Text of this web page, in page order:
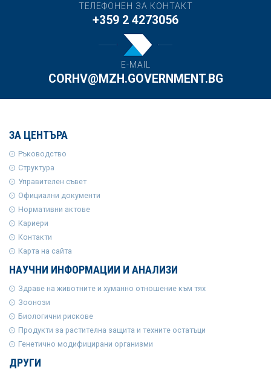
ТЕЛЕФОНЕН ЗА КОНТАКТ
+359 2 4273056
E-MAIL
CORHV@MZH.GOVERNMENT.BG
ЗА ЦЕНТЪРА
Ръководство
Структура
Управителен съвет
Официални документи
Нормативни актове
Кариери
Контакти
Карта на сайта
НАУЧНИ ИНФОРМАЦИИ И АНАЛИЗИ
Здраве на животните и хуманно отношение към тях
Зоонози
Биологични рискове
Продукти за растителна защита и техните остатъци
Генетично модифицирани организми
ДРУГИ